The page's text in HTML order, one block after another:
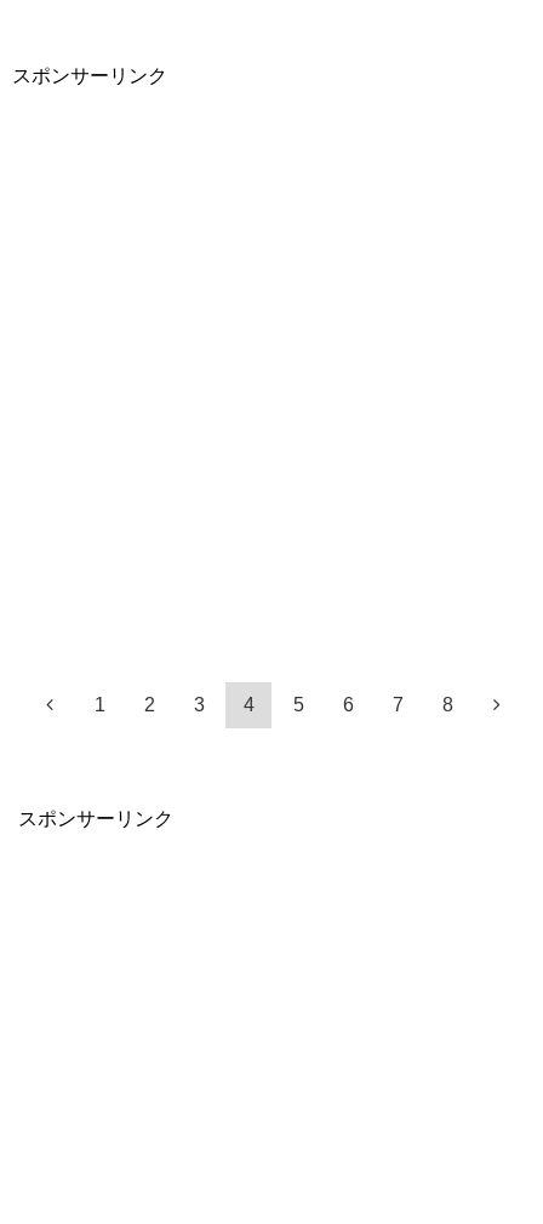
スポンサーリンク
1 2 3 4 5 6 7 8
スポンサーリンク